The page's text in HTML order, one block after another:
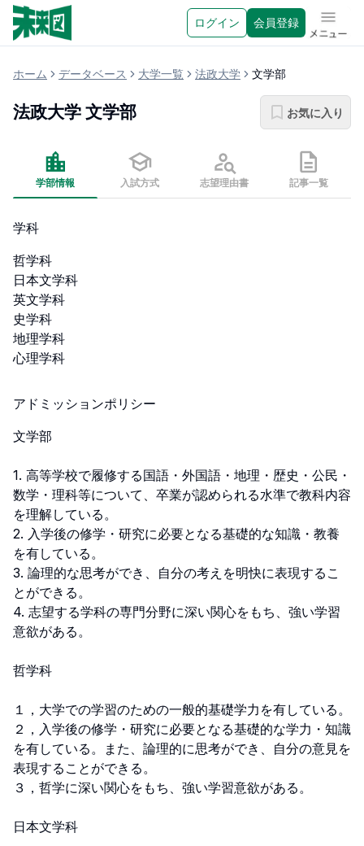
ログイン 会員登録 メニュ
ホーム データベース 大学一覧 法政大学 文学部
法政大学 文学部 お気に入り
学部情報 入試方式 志望理由書 記事一覧
学科
哲学科
日本文学科
英文学科
史学科
地理学科
心理学科
アドミッションポリシー
文学部
1. 高等学校で履修する国語・外国語・地理・歴史・公民・
数学・理科等について、卒業が認められる水準で教科内容
を理解している。
2. 入学後の修学・研究に必要となる基礎的な知識・教養
を有している。
3. 論理的な思考ができ、自分の考えを明快に表現するこ
とができる。
4. 志望する学科の専門分野に深い関心をもち、強い学習
意欲がある。
哲学科
１，大学での学習のための一般的基礎学力を有している。
２，入学後の修学・研究に必要となる基礎的な学力・知識
を有している。また、論理的に思考ができ、自分の意見を
表現することができる。
３，哲学に深い関心をもち、強い学習意欲がある。
日本文学科